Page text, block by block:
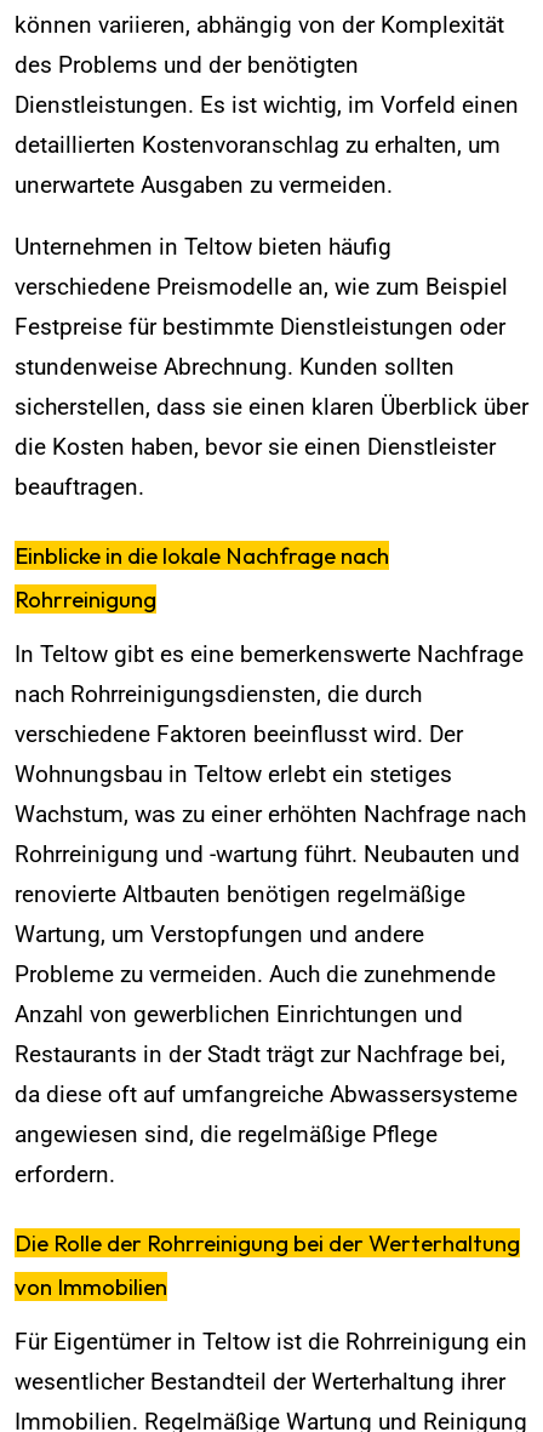
können variieren, abhängig von der Komplexität
des Problems und der benötigten
Dienstleistungen. Es ist wichtig, im Vorfeld einen
detaillierten Kostenvoranschlag zu erhalten, um
unerwartete Ausgaben zu vermeiden.
Unternehmen in Teltow bieten häufig
verschiedene Preismodelle an, wie zum Beispiel
Festpreise für bestimmte Dienstleistungen oder
stundenweise Abrechnung. Kunden sollten
sicherstellen, dass sie einen klaren Überblick über
die Kosten haben, bevor sie einen Dienstleister
beauftragen.
Einblicke in die lokale Nachfrage nach
Rohrreinigung
In Teltow gibt es eine bemerkenswerte Nachfrage
nach Rohrreinigungsdiensten, die durch
verschiedene Faktoren beeinflusst wird. Der
Wohnungsbau in Teltow erlebt ein stetiges
Wachstum, was zu einer erhöhten Nachfrage nach
Rohrreinigung und -wartung führt. Neubauten und
renovierte Altbauten benötigen regelmäßige
Wartung, um Verstopfungen und andere
Probleme zu vermeiden. Auch die zunehmende
Anzahl von gewerblichen Einrichtungen und
Restaurants in der Stadt trägt zur Nachfrage bei,
da diese oft auf umfangreiche Abwassersysteme
angewiesen sind, die regelmäßige Pflege
erfordern.
Die Rolle der Rohrreinigung bei der Werterhaltung
von Immobilien
Für Eigentümer in Teltow ist die Rohrreinigung ein
wesentlicher Bestandteil der Werterhaltung ihrer
Immobilien. Regelmäßige Wartung und Reinigung